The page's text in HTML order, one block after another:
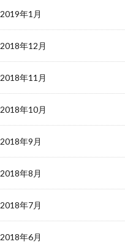
2019年1月
2018年12月
2018年11月
2018年10月
2018年9月
2018年8月
2018年7月
2018年6月